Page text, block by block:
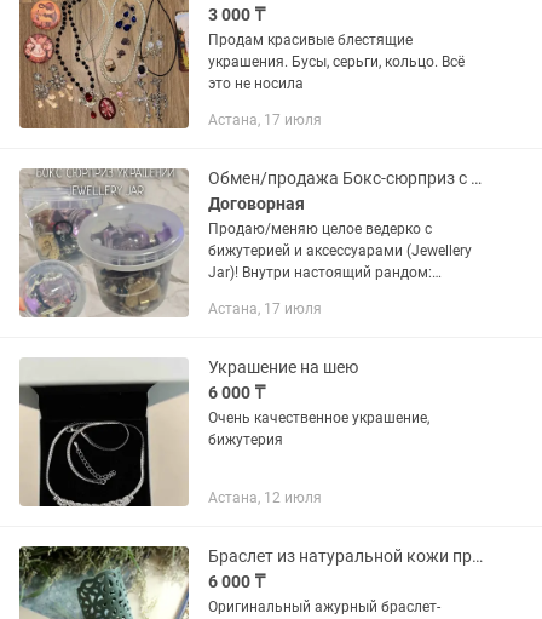
3 000 ₸
Продам красивые блестящие
украшения. Бусы, серьги, кольцо. Всё
это не носила
Астана, 17 июля
Обмен/продажа Бокс-сюрприз с украшениями (Jewellery Jar)
Договорная
Продаю/меняю целое ведерко с
бижутерией и аксессуарами (Jewellery
Jar)! Внутри настоящий рандом:
заколки и многое другое. Идеальный
Астана, 17 июля
Украшение на шею
6 000 ₸
Очень качественное украшение,
бижутерия
Астана, 12 июля
Браслет из натуральной кожи продам
6 000 ₸
Оригинальный ажурный браслет-